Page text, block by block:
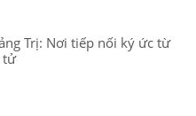
Trị: Nơi tiếp nối ký ức từ
tử